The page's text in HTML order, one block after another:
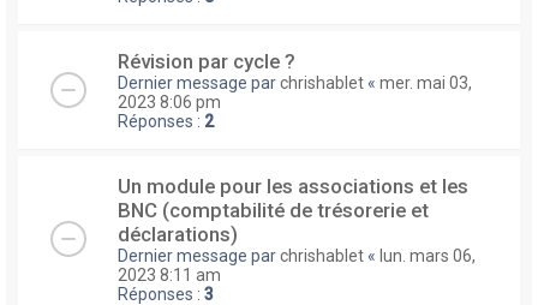
Révision par cycle ?
Dernier message parchrishablet « mer. mai 03,
2023 8:06 pm
Réponses : 2
Un module pour les associations et les
BNC (comptabilité de trésorerie et
déclarations)
Dernier message parchrishablet « lun. mars 06,
2023 8:11 am
Réponses : 3